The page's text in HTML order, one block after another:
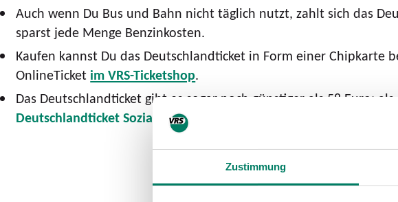
Zustimmung
Auch wenn Du Bus und Bahn nicht täglich nutzt, zahlt sich das
sparst jede Menge Benzinkosten.
Kaufen kannst Du das Deutschlandticket in Form einer Chipkarte
OnlineTicket im VRS-Ticketshop.
Das Deutschlandticket gibt es sogar noch günstiger als 58 Euro: als
Deutschlandticket Sozial